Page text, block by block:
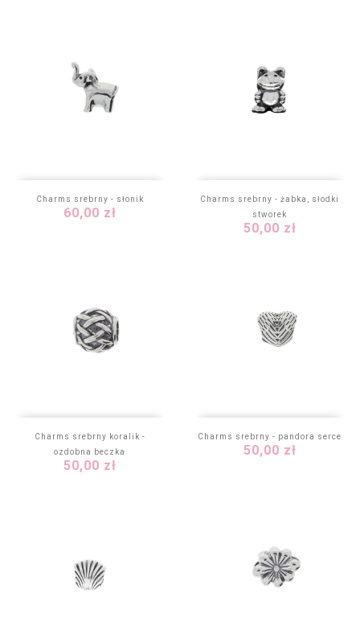
Charms srebrny - słonik
Cena
60,00 zł
Charms srebrny - żabka, słodki
stworek
Cena
50,00 zł
Charms srebrny koralik -
ozdobna beczka
Cena
50,00 zł
Charms srebrny - pandora serce
Cena
50,00 zł